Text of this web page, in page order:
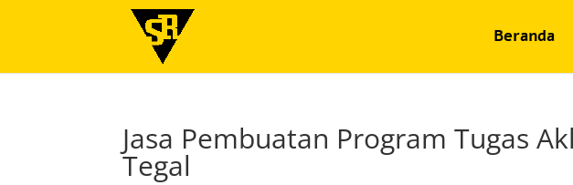
Beranda
Jasa Pembuatan Program Tugas
Tegal